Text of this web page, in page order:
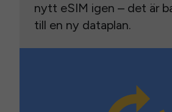
nytt eSIM igen – det är
till en ny dataplan.